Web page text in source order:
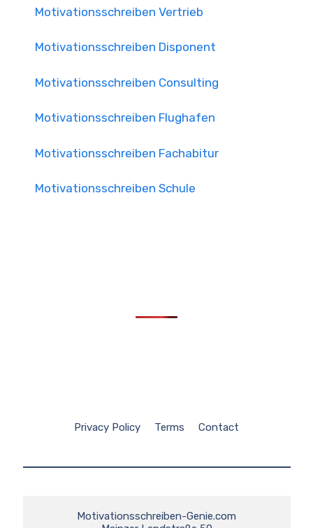
Motivationsschreiben Vertrieb
Motivationsschreiben Disponent
Motivationsschreiben Consulting
Motivationsschreiben Flughafen
Motivationsschreiben Fachabitur
Motivationsschreiben Schule
Privacy Policy Terms Contact
Motivationsschreiben-Genie.com